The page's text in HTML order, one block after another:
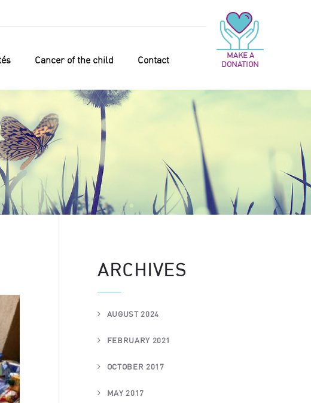
Cancer of the child Contact
MAKE A
DONATION
ARCHIVES
AUGUST 2024
FEBRUARY 2021
OCTOBER 2017
MAY 2017